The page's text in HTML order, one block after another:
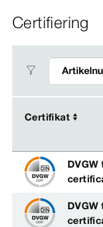
Certifiering
Certifikat
Certifikat